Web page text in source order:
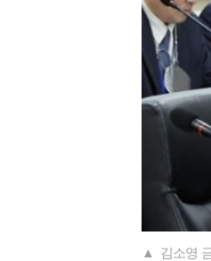
▲ 김소영